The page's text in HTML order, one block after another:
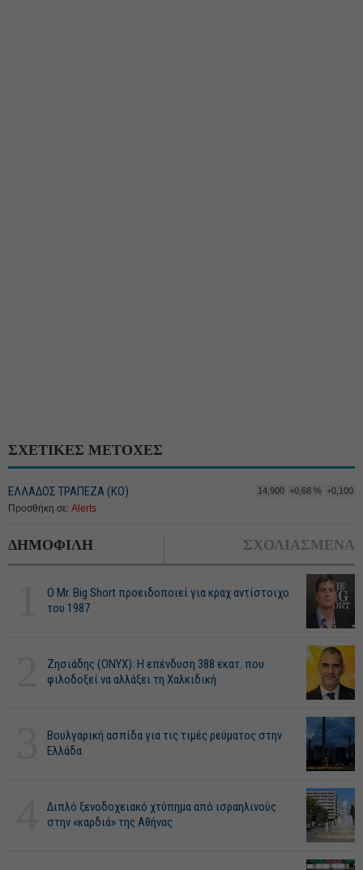
ΣΧΕΤΙΚΕΣ ΜΕΤΟΧΕΣ
ΕΛΛΑΔΟΣ ΤΡΑΠΕΖΑ (ΚΟ) 14,900 +0,68 % +0,100
Προσθήκη σε: Alerts
ΔΗΜΟΦΙΛΗ ΣΧΟΛΙΑΣΜΕΝΑ
O Mr. Big Short προειδοποιεί για κραχ αντίστοιχο
του 1987
Ζησιάδης (ONYX): Η επένδυση 388 εκατ. που
φιλοδοξεί να αλλάξει τη Χαλκιδική
Βουλγαρική ασπίδα για τις τιμές ρεύματος στην
Ελλάδα
Διπλό ξενοδοχειακό χτύπημα από ισραηλινούς
στην «καρδιά» της Αθήνας